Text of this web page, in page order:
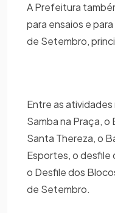
A Prefeitura
para ensaios e
de Setembro,
Entre as
Samba na Praça, o
Santa Thereza, o
Esportes, o desfile
o Desfile dos
de Setembro.